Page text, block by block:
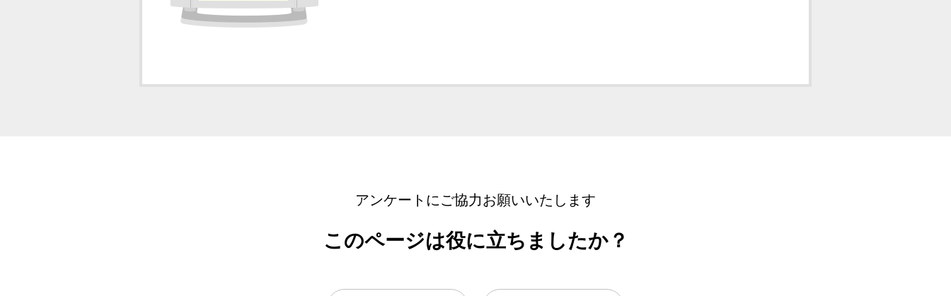
アンケートにご協力お願いいたします
このページは役に立ちましたか？